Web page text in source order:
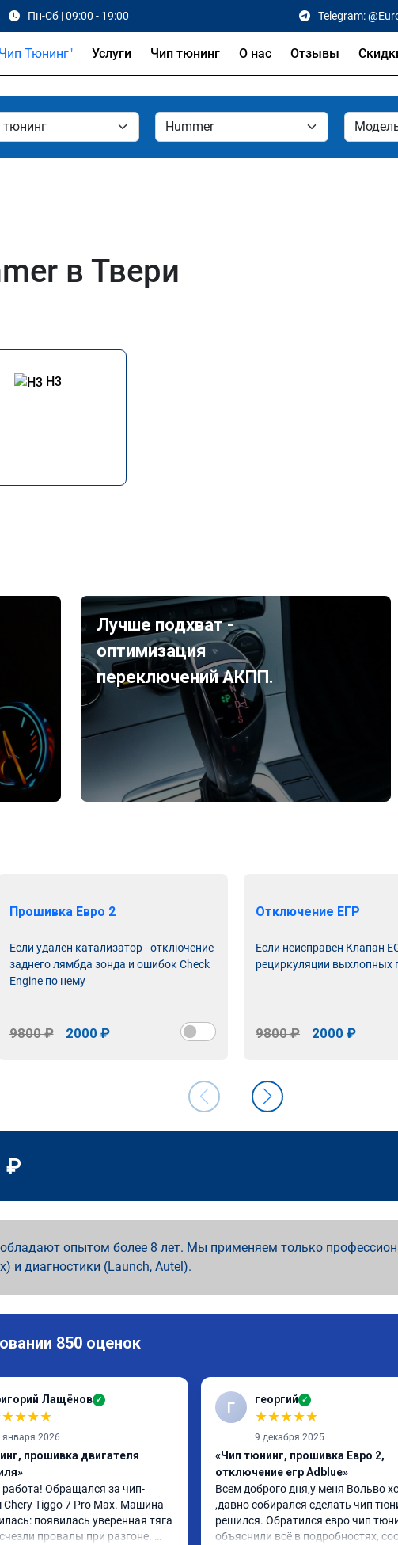
Пн-Сб | 09:00 - 19:00 Telegram:
Услуги Чип тюнинг О нас Отзывы
в Твери
H3
Лучше подхват -
оптимизация
переключений АКПП.
Прошивка Евро 2
Если удален катализатор - отключение
заднего лямбда зонда и ошибок Check
Engine по нему
9800 ₽ 2000 ₽
Отключение ЕГР
Если неисправен Клапан
рециркуляции выхлопных
9800 ₽ 2000 ₽
₽
опытом более 8 лет. Мы применяем только
и диагностики (Launch, Autel).
850 оценок
Лащёнов ✓
★★★★
января 2026
прошивка двигателя
Обращался за чип-
Tiggo 7 Pro Max. Машина
появилась уверенная тяга
провалы при разгоне.
Г георгий ✓
★★★★★
9 декабря 2025
«Чип тюнинг, прошивка Евро 2,
отключение егр Adblue»
Всем доброго дня,у меня Вольво
,давно собирался сделать чип
решился. Обратился евро чип
объяснили всё в подробностях,